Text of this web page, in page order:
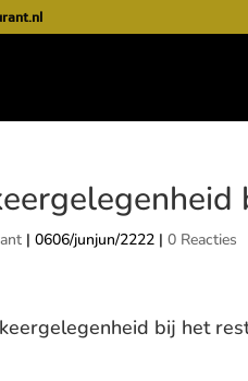
|0606/junjun/2222 |0 Reacties
bij het